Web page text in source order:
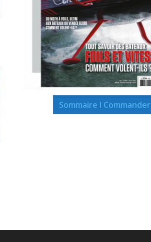
Sommaire I Commander